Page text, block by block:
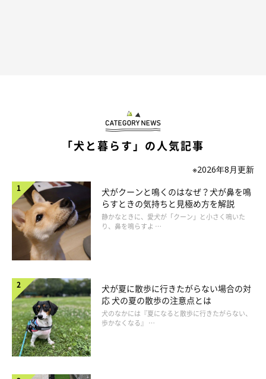
飼育可能物件であっても、必ず管理規約の確認を
裁判では、Aさんの両親は、愛犬が飼育規約の制限を超えたサイ
ズであると認識していること、また、Aさんが署名した重要事項
の書類には、「ペット飼育可」の備考欄に「建物使用細則に基づ
く」と記載があったことから、仲介業者は飼育制限に関する管理
規約の存在と内容を説明していたと認められ、Aさんの主張は棄
却されました。
「犬と暮らす」の人気記事
※2026年8月更新
犬がクーンと鳴くのはなぜ？犬が鼻を鳴
らすときの気持ちと見極め方を解説
静かなときに、愛犬が「クーン」と小さく鳴いた
り、鼻を鳴らすよ …
犬が夏に散歩に行きたがらない場合の対
応 犬の夏の散歩の注意点とは
犬のなかには『夏になると散歩に行きたがらない、
歩かなくなる』 …